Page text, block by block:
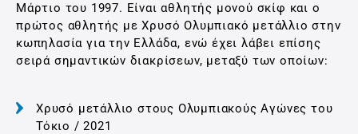
Μάρτιο του 1997. Είναι αθλητής μονού σκίφ και ο
πρώτος αθλητής με Χρυσό Ολυμπιακό μετάλλιο στην
κωπηλασία για την Ελλάδα, ενώ έχει λάβει επίσης
σειρά σημαντικών διακρίσεων, μεταξύ των οποίων:
Χρυσό μετάλλιο στους Ολυμπιακούς Αγώνες του
Τόκιο / 2021